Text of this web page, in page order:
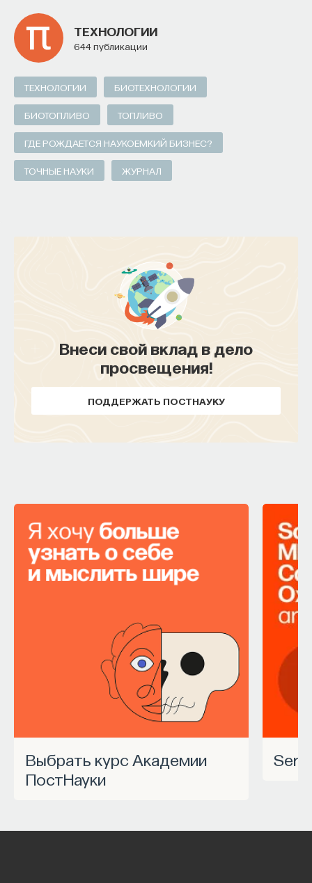
ТЕХНОЛОГИИ
644 публикации
ТЕХНОЛОГИИ БИОТЕХНОЛОГИИ
БИОТОПЛИВО ТОПЛИВО
ГДЕ РОЖДАЕТСЯ НАУКОЕМКИЙ БИЗНЕС?
ТОЧНЫЕ НАУКИ ЖУРНАЛ
Внеси свой вклад в дело
просвещения!
ПОДДЕРЖАТЬ ПОСТНАУКУ
Выбрать курс Академии
ПостНауки
НЕЙРОСЕТЕВЫЕ АРХИТЕКТУРЫ
СТРОИТЕЛИ БУДУЩЕГО
ПАРТНЁР ПРОЕКТА
Внеси свой вклад в дело
просвещения!